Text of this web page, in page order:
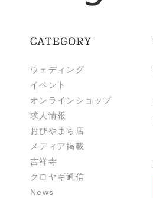
ウェディング
イベント
オンラインショップ
求人情報
おびやまち店
メディア掲載
吉祥寺
クロヤギ通信
News